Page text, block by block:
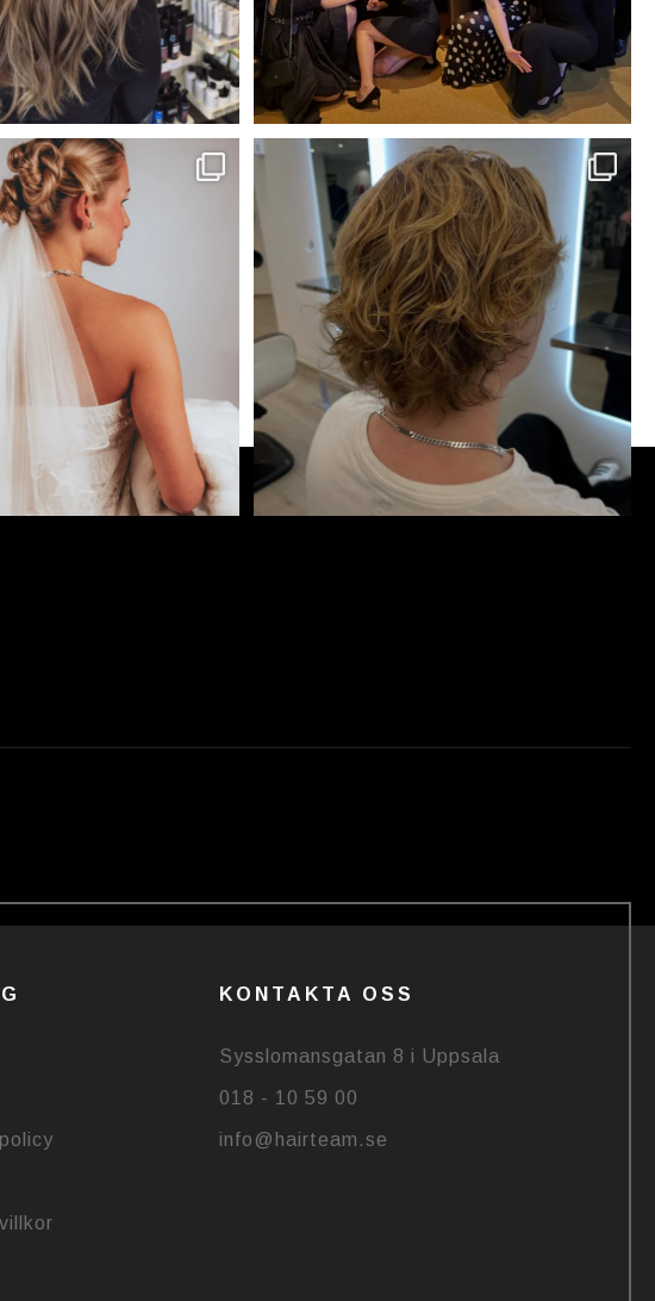
bidrag till Årets frisör kategori...
64 1
Kunden önskade sig mer textur och ett lättare
hår...
52 1
KONTAKTA OSS
Sysslomansgatan 8 i Uppsala
018 - 10 59 00
info@hairteam.se